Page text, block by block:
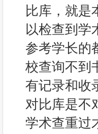
比库，就是
以检查到学
参考学长的
校查询不到
有记录和收
对比库是不
学术查重过